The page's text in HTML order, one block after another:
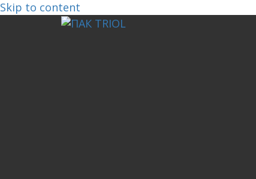
Skip to content